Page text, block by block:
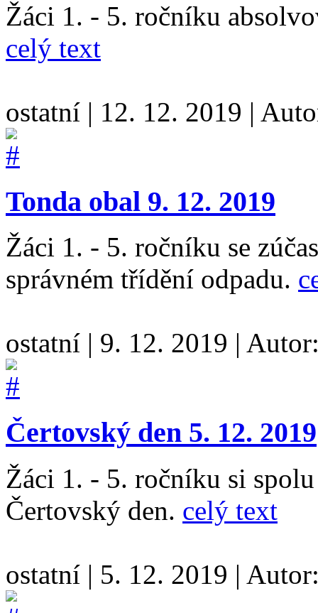
Žáci 1. - 5. ročníku
celý text
ostatní | 12. 12. 2019 |
Tonda obal 9. 12. 2019
Žáci 1. - 5. ročníku se
správném třídění odpadu.
ostatní | 9. 12. 2019 |
Čertovský den 5. 12. 2019
Žáci 1. - 5. ročníku si
Čertovský den. celý text
ostatní | 5. 12. 2019 |